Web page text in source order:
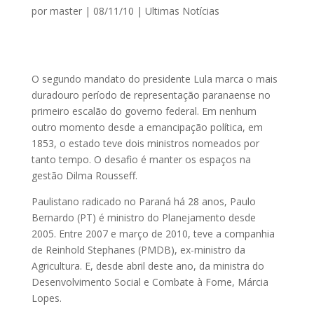
por master| 08/11/10 | Ultimas Notícias
O segundo mandato do presidente Lula marca o mais
duradouro período de representação paranaense no
primeiro escalão do governo federal. Em nenhum
outro mo­­mento desde a emancipação política, em
1853, o estado teve dois mi­­nistros nomeados por
tanto tempo. O desafio é manter os espaços na
gestão Dilma Rousseff.
Paulistano radicado no Paraná há 28 anos, Paulo
Bernardo (PT) é ministro do Planejamento desde
2005. Entre 2007 e março de 2010, teve a companhia
de Reinhold Stephanes (PMDB), ex-ministro da
Agricultura. E, desde abril deste ano, da ministra do
Desenvol­vi­mento Social e Combate à Fome, Márcia
Lopes.